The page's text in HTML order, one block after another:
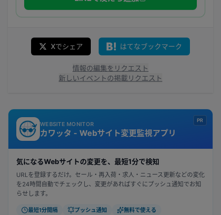
Xでシェア はてなブックマーク
情報の編集をリクエスト
新しいイベントの掲載リクエスト
PR
WEBSITE MONITOR
カワッタ - Webサイト変更監視アプリ
気になるWebサイトの変更を、最短1分で検知
URLを登録するだけ。セール・再入荷・求人・ニュース更新などの変化
を24時間自動でチェックし、変更があればすぐにプッシュ通知でお知
らせします。
最短1分間隔 プッシュ通知 無料で使える